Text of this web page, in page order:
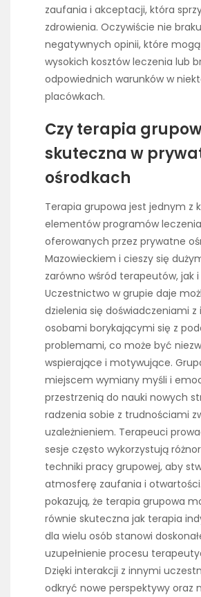
zaufania i akceptacji, która
zdrowienia. Oczywiście nie
negatywnych opinii, które
wysokich kosztów leczenia lub
odpowiednich warunków w
placówkach.
Czy terapia
skuteczna w
ośrodkach
Terapia grupowa jest jednym z
elementów programów
oferowanych przez prywatne
Mazowieckiem i cieszy się
zarówno wśród terapeutów, jak
Uczestnictwo w grupie daje
dzielenia się doświadczeniami z
osobami borykającymi się z
problemami, co może być
wspierające i motywujące.
miejscem wymiany myśli i
przestrzenią do nauki nowych
radzenia sobie z trudnościami
uzależnieniem. Terapeuci
sesje często wykorzystują
techniki pracy grupowej, aby
atmosferę zaufania i
pokazują, że terapia grupowa
równie skuteczna jak terapia
dla wielu osób stanowi
uzupełnienie procesu
Dzięki interakcji z innymi
odkryć nowe perspektywy oraz